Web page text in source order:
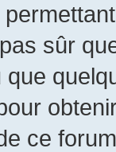
sûr
ce